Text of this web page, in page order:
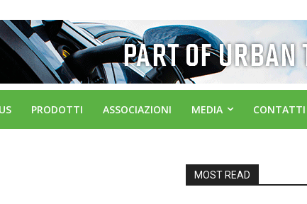
PRODOTTI ASSOCIAZIONI MEDIA CONTATTI
MOST READ